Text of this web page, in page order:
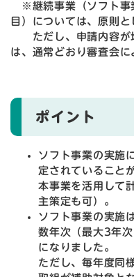
※継続事業（ソフト事
目）については、原則と
ただし、申請内容が
は、通常どおり審査会に
ポイント
ソフト事業の実施
定されていること
本事業を活用して
主策定も可）。
ソフト事業の実施
数年次（最大3年
になりました。
ただし、毎年度同